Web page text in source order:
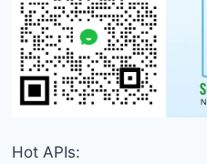
Hot APIs: